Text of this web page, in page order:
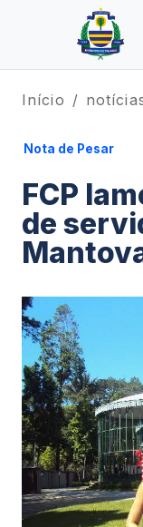
Início
Nota de Pesar
FCP
de